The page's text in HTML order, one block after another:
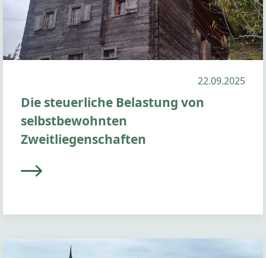
22.09.2025
Die steuerliche Belastung von
selbstbewohnten
Zweitliegenschaften